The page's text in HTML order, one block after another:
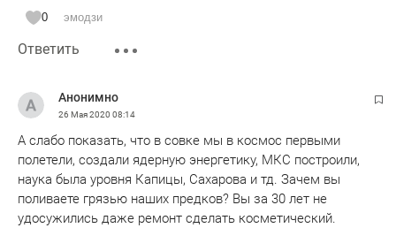
0 эмодзи
Ответить
Анонимно
26 Мая 2020 08:14
А слабо показать, что в совке мы в космос первыми
полетели, создали ядерную энергетику, МКС построили,
наука была уровня Капицы, Сахарова и тд. Зачем вы
поливаете грязью наших предков? Вы за 30 лет не
удосужились даже ремонт сделать косметический.